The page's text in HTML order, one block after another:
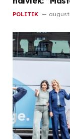
POLITIK